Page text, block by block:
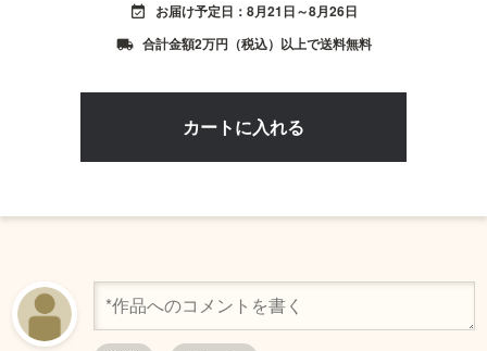
event_available お届け予定日：8月21日～8月26日
local_shipping 合計金額2万円（税込）以上で送料無料